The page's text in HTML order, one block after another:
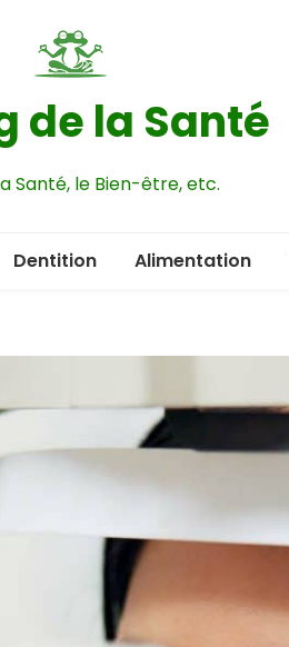
de la Santé
Santé, le Bien-être, etc.
Dentition Alimentation